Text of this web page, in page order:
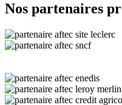
Nos partenaires